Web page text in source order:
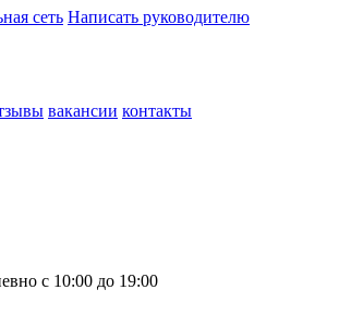
сеть Написать руководителю
вакансии контакты
с 10:00 до 19:00